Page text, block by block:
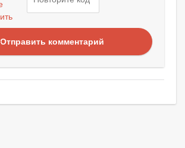
Отправить комментарий